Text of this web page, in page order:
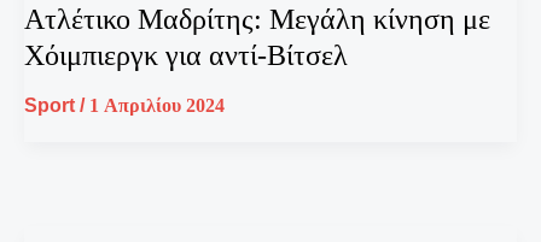
Ατλέτικο Μαδρίτης: Μεγάλη κίνηση με
Χόιμπιεργκ για αντί-Βίτσελ
Sport / 1 Απριλίου 2024